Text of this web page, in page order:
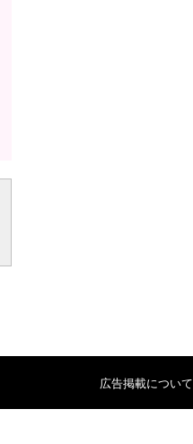
広告掲載について